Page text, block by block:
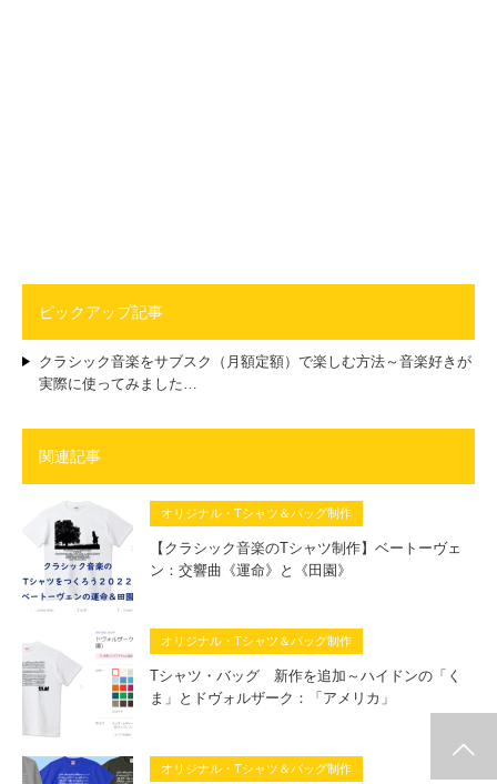
ピックアップ記事
クラシック音楽をサブスク（月額定額）で楽しむ方法～音楽好きが
実際に使ってみました…
関連記事
オリジナル・Tシャツ＆バッグ制作
【クラシック音楽のTシャツ制作】ベートーヴェ
ン：交響曲《運命》と《田園》
オリジナル・Tシャツ＆バッグ制作
Tシャツ・バッグ 新作を追加～ハイドンの「く
ま」とドヴォルザーク：「アメリカ」
オリジナル・Tシャツ＆バッグ制作
ホーム お薦めコンサート コンサート・レビュー
クラシック入門～小さな